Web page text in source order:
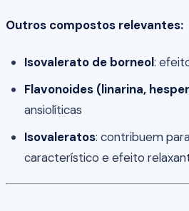
Outros compostos relevantes:
Isovalerato de borneol:
Flavonoides (linarina,
ansiolíticas
Isovaleratos: contribuem
característico e efeito